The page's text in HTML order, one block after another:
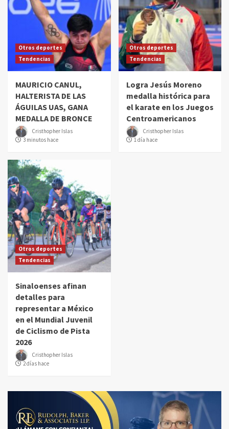
Otros deportes
Tendencias
MAURICIO CANUL,
HALTERISTA DE LAS
ÁGUILAS UAS, GANA
MEDALLA DE BRONCE
Cristhopher Islas
3 minutos hace
Otros deportes
Tendencias
Logra Jesús Moreno
medalla histórica para
el karate en los Juegos
Centroamericanos
Cristhopher Islas
1 día hace
Otros deportes
Tendencias
Sinaloenses afinan
detalles para
representar a México
en el Mundial Juvenil
de Ciclismo de Pista
2026
Cristhopher Islas
2 días hace